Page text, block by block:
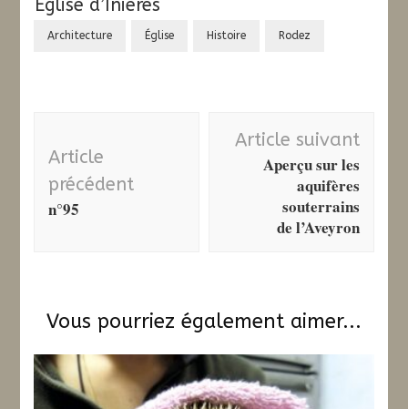
Église d’Inières
Architecture Église Histoire Rodez
d'article
Article
précédent
n°95
Article suivant
Aperçu sur les
aquifères
souterrains
de l’Aveyron
Vous pourriez également aimer...